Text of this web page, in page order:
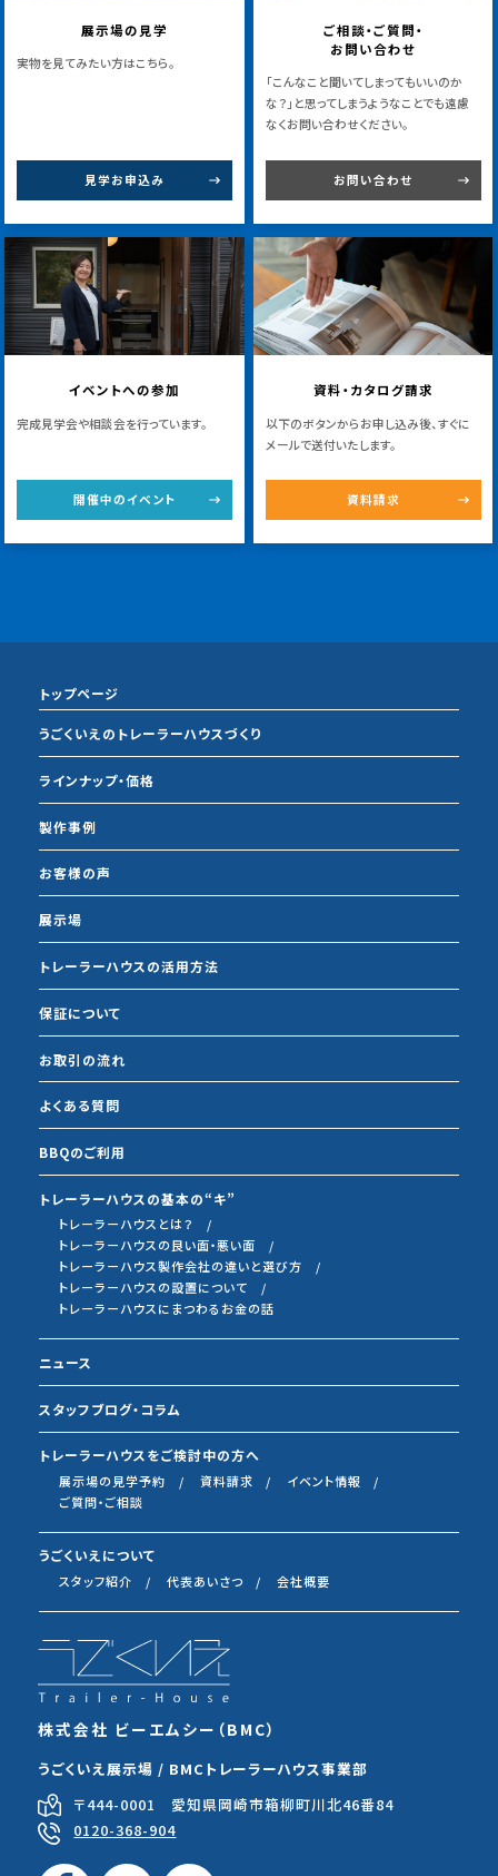
展示場の見学
実物を見てみたい方はこちら。
見学お申込み
ご相談・ご質問・
お問い合わせ
「こんなこと聞いてしまってもいいのか
な？」と思ってしまうようなことでも遠慮
なくお問い合わせください。
お問い合わせ
イベントへの参加
完成見学会や相談会を行っています。
開催中のイベント
資料・カタログ請求
以下のボタンからお申し込み後、すぐに
メールで送付いたします。
資料請求
株式会社 ビーエムシー（BMC）
うごくいえ展示場 / BMCトレーラーハウス事業部
〒444-0001 愛知県岡崎市箱柳町川北46番84
0120-368-904
トップページ
うごくいえのトレーラーハウスづくり
ラインナップ・価格
製作事例
お客様の声
展示場
トレーラーハウスの活用方法
保証について
お取引の流れ
よくある質問
BBQのご利用
トレーラーハウスの基本の“キ”
トレーラーハウスとは？
トレーラーハウスの良い面・悪い面
トレーラーハウス製作会社の違いと選び方
トレーラーハウスの設置について
トレーラーハウスにまつわるお金の話
ニュース
スタッフブログ・コラム
トレーラーハウスをご検討中の方へ
展示場の見学予約 資料請求
イベント情報
ご質問・ご相談
うごくいえについて
スタッフ紹介 代表あいさつ 会社概要